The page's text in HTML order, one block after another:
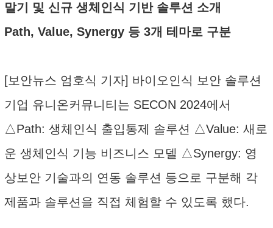
말기 및 신규 생체인식 기반 솔루션 소개
Path, Value, Synergy 등 3개 테마로 구분
[보안뉴스 엄호식 기자] 바이오인식 보안 솔루션
기업 유니온커뮤니티는 SECON 2024에서
△Path: 생체인식 출입통제 솔루션 △Value: 새로
운 생체인식 기능 비즈니스 모델 △Synergy: 영
상보안 기술과의 연동 솔루션 등으로 구분해 각
제품과 솔루션을 직접 체험할 수 있도록 했다.